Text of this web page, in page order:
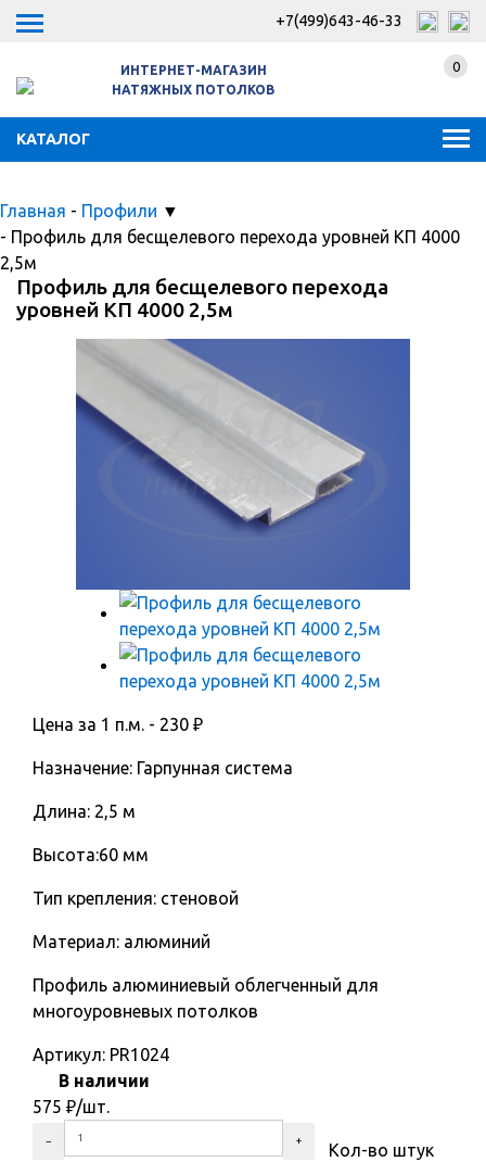
+7(499)643-46-33
ИНТЕРНЕТ-МАГАЗИН
НАТЯЖНЫХ ПОТОЛКОВ
КАТАЛОГ
0
Главная - Профили ▼
- Профиль для бесщелевого перехода уровней КП 4000
2,5м
Профиль для бесщелевого перехода
уровней КП 4000 2,5м
Цена за 1 п.м. - 230 ₽
Назначение: Гарпунная система
Длина: 2,5 м
Высота:60 мм
Тип крепления: стеновой
Материал: алюминий
Профиль алюминиевый облегченный для
многоуровневых потолков
Артикул: PR1024
В наличии
575 ₽/шт.
Кол-во штук